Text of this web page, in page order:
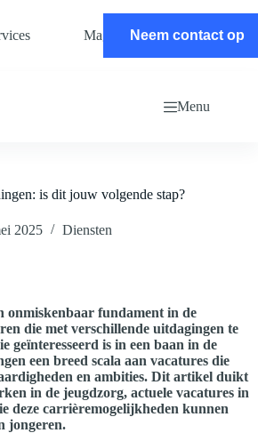
Magazine Contact
Neem contact op
Menu
is dit jouw volgende stap?
2025 Diensten
onmiskenbaar fundament in de
die met verschillende uitdagingen te
geïnteresseerd is in een baan in de
een breed scala aan vacatures die
en ambities. Dit artikel duikt
in de jeugdzorg, actuele vacatures in
deze carrièremogelijkheden kunnen
jongeren.